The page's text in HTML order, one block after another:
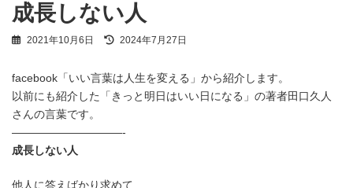
成長しない人
2021年10月6日
最
新
日
2024年7月27日
facebook「いい言葉は人生を変える」から紹介します。
以前にも紹介した「きっと明日はいい日になる」の著者田口久人
さんの言葉です。
——————————-
成長しない人
他人に答えばかり求めて